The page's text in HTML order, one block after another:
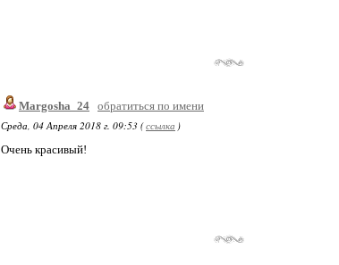
Margosha_24 обратиться по имени
Среда, 04 Апреля 2018 г. 09:53 (ссылка )
Очень красивый!